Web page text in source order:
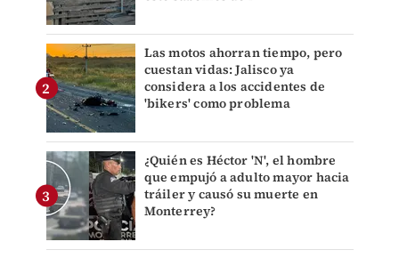
Las motos ahorran tiempo, pero
cuestan vidas: Jalisco ya
considera a los accidentes de
'bikers' como problema
¿Quién es Héctor 'N', el hombre
que empujó a adulto mayor hacia
tráiler y causó su muerte en
Monterrey?